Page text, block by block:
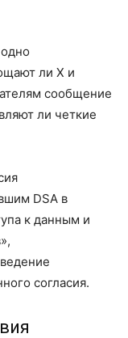
ли X и
сообщение
ли четкие
DSA в
к данным и
согласия.